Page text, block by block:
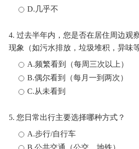
D.几乎不
4. 过去半年内，您是否在居住周边观
现象（如污水排放，垃圾堆积，异味
A.频繁看到（每周三次以上）
B.偶尔看到（每月一到两次）
C.从未看到
5. 您日常出行主要选择哪种方式？
A.步行/自行车
B.公共交通（公交、地铁）